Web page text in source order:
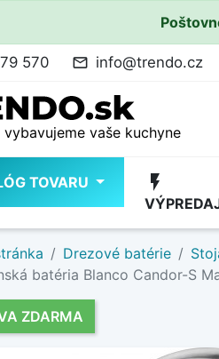
570 mail_outline info@trendo.cz
vaše kuchyne
TOVARU flash_on
Drezové batérie
batéria Blanco Candor-S
ZDARMA